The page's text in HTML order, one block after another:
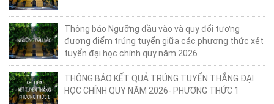
tuyển
tiến
sĩ
+ Tin
tuyển
sinh
DSCK
Thông báo Ngưỡng đầu vào và quy đổi tương
đương điểm trúng tuyển giữa các phương thức xét
tuyển đại học chính quy năm 2026
THÔNG BÁO KẾT QUẢ TRÚNG TUYỂN THẲNG ĐẠI
HỌC CHÍNH QUY NĂM 2026- PHƯƠNG THỨC 1